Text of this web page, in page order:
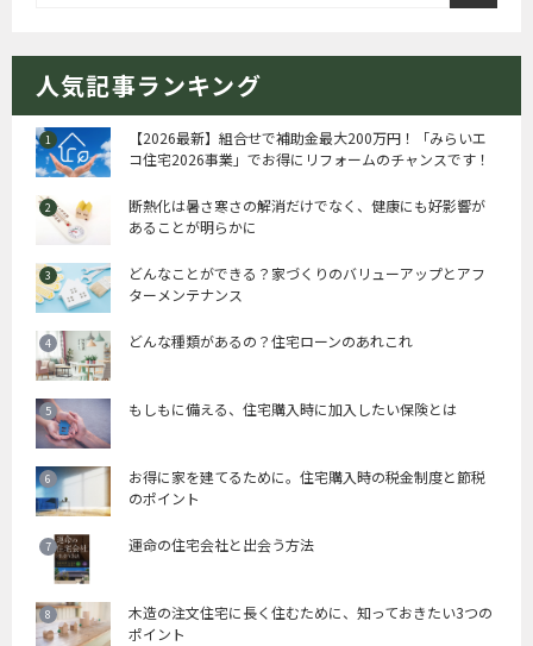
人気記事ランキング
【2026最新】組合せで補助金最大200万円！「みらいエ
コ住宅2026事業」でお得にリフォームのチャンスです！
断熱化は暑さ寒さの解消だけでなく、健康にも好影響が
あることが明らかに
どんなことができる？家づくりのバリューアップとアフ
ターメンテナンス
どんな種類があるの？住宅ローンのあれこれ
もしもに備える、住宅購入時に加入したい保険とは
お得に家を建てるために。住宅購入時の税金制度と節税
のポイント
運命の住宅会社と出会う方法
木造の注文住宅に長く住むために、知っておきたい3つの
ポイント